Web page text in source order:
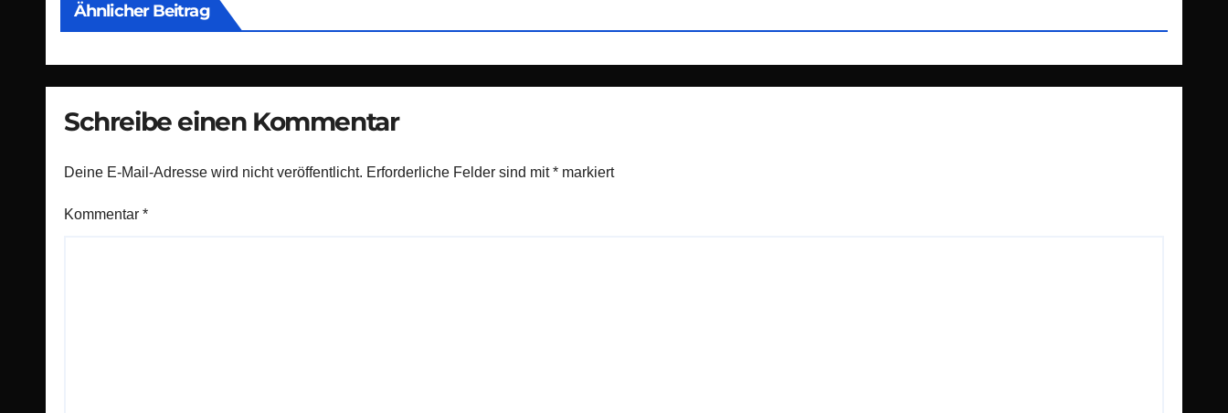
Ähnlicher Beitrag
Schreibe einen Kommentar
Deine E-Mail-Adresse wird nicht veröffentlicht. Erforderliche Felder sind mit* markiert
Kommentar *